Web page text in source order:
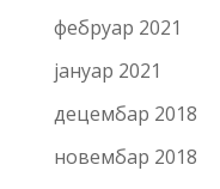
фебруар 2021
јануар 2021
децембар 2018
новембар 2018